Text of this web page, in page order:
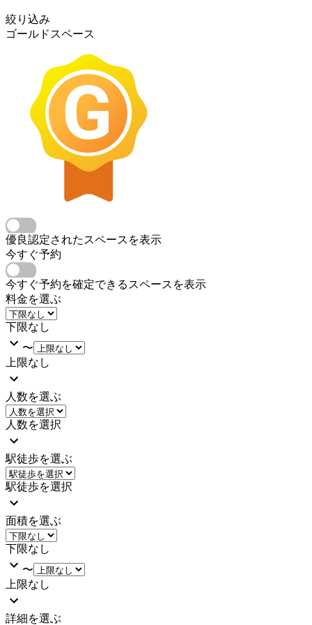
絞り込み
ゴールドスペース
優良認定されたスペースを表示
今すぐ予約
今すぐ予約を確定できるスペースを表示
料金を選ぶ
下限なし
〜
上限なし
人数を選ぶ
人数を選択
駅徒歩を選ぶ
駅徒歩を選択
面積を選ぶ
下限なし
〜
上限なし
詳細を選ぶ